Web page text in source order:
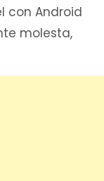
con Android
molesta,